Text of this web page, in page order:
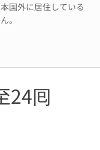
国外に居住している
。
24囘